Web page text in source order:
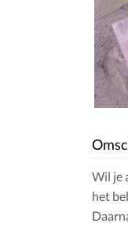
Wil je
het